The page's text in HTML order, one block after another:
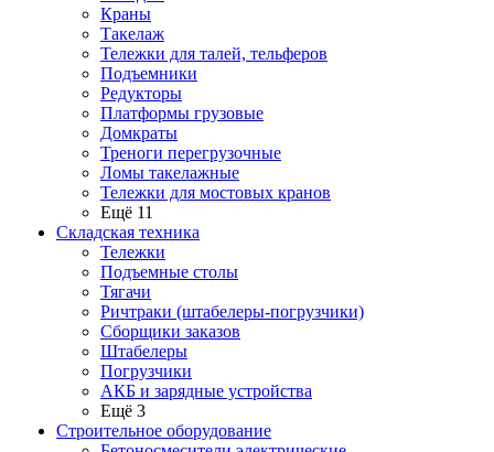
Краны
Такелаж
Тележки для талей, тельферов
Подъемники
Редукторы
Платформы грузовые
Домкраты
Треноги перегрузочные
Ломы такелажные
Тележки для мостовых кранов
Ещё 11
Складская техника
Тележки
Подъемные столы
Тягачи
Ричтраки (штабелеры-погрузчики)
Сборщики заказов
Штабелеры
Погрузчики
АКБ и зарядные устройства
Ещё 3
Строительное оборудование